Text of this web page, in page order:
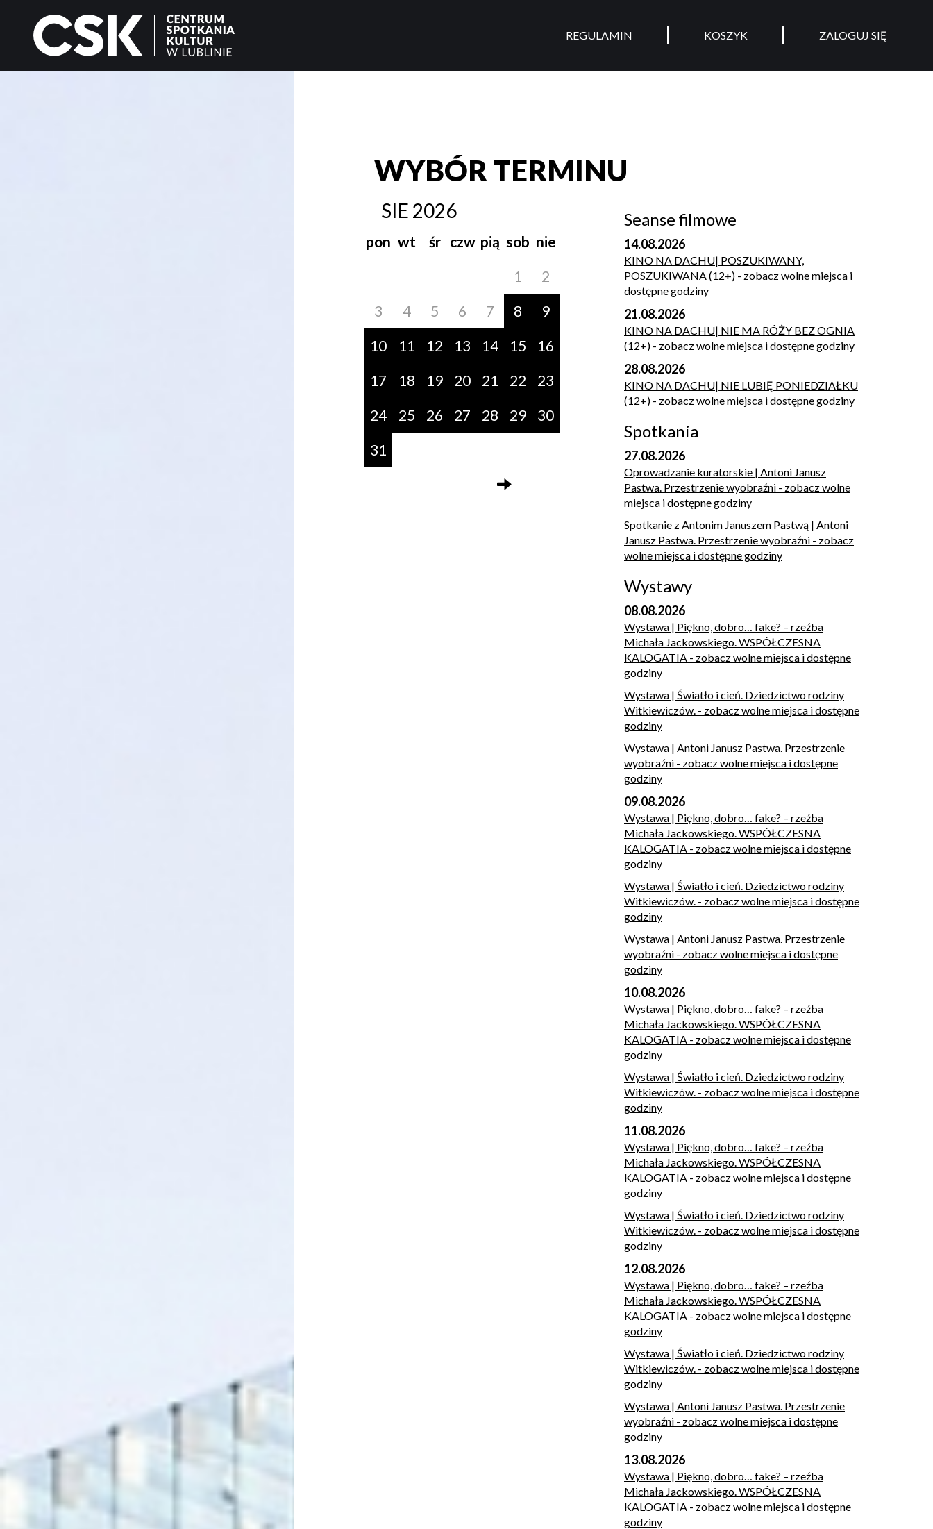
REGULAMIN KOSZYK ZALOGUJ SIĘ
WYBÓR TERMINU
SIE 2026
pon wt śr czw pią sob nie
1
2
3
4 5 6 7 8
9
10
11 12 13 14 15
16
17
18 19 20 21 22
23
24
25 26 27 28 29
30
31
Seanse filmowe
14.08.2026
KINO NA DACHU| POSZUKIWANY,
POSZUKIWANA (12+) - zobacz wolne miejsca i
dostępne godziny
21.08.2026
KINO NA DACHU| NIE MA RÓŻY BEZ OGNIA
(12+) - zobacz wolne miejsca i dostępne godziny
28.08.2026
KINO NA DACHU| NIE LUBIĘ PONIEDZIAŁKU
(12+) - zobacz wolne miejsca i dostępne godziny
Spotkania
27.08.2026
Oprowadzanie kuratorskie | Antoni Janusz
Pastwa. Przestrzenie wyobraźni - zobacz wolne
miejsca i dostępne godziny
Spotkanie z Antonim Januszem Pastwą | Antoni
Janusz Pastwa. Przestrzenie wyobraźni - zobacz
wolne miejsca i dostępne godziny
Wystawy
08.08.2026
Wystawa | Piękno, dobro… fake? – rzeźba
Michała Jackowskiego. WSPÓŁCZESNA
KALOGATIA - zobacz wolne miejsca i dostępne
godziny
Wystawa | Światło i cień. Dziedzictwo rodziny
Witkiewiczów. - zobacz wolne miejsca i dostępne
godziny
Wystawa | Antoni Janusz Pastwa. Przestrzenie
wyobraźni - zobacz wolne miejsca i dostępne
godziny
09.08.2026
Wystawa | Piękno, dobro… fake? – rzeźba
Michała Jackowskiego. WSPÓŁCZESNA
KALOGATIA - zobacz wolne miejsca i dostępne
godziny
Wystawa | Światło i cień. Dziedzictwo rodziny
Witkiewiczów. - zobacz wolne miejsca i dostępne
godziny
Wystawa | Antoni Janusz Pastwa. Przestrzenie
wyobraźni - zobacz wolne miejsca i dostępne
godziny
10.08.2026
Wystawa | Piękno, dobro… fake? – rzeźba
Michała Jackowskiego. WSPÓŁCZESNA
KALOGATIA - zobacz wolne miejsca i dostępne
godziny
Wystawa | Światło i cień. Dziedzictwo rodziny
Witkiewiczów. - zobacz wolne miejsca i dostępne
godziny
11.08.2026
Wystawa | Piękno, dobro… fake? – rzeźba
Michała Jackowskiego. WSPÓŁCZESNA
KALOGATIA - zobacz wolne miejsca i dostępne
godziny
Wystawa | Światło i cień. Dziedzictwo rodziny
Witkiewiczów. - zobacz wolne miejsca i dostępne
godziny
12.08.2026
Wystawa | Piękno, dobro… fake? – rzeźba
Michała Jackowskiego. WSPÓŁCZESNA
KALOGATIA - zobacz wolne miejsca i dostępne
godziny
Wystawa | Światło i cień. Dziedzictwo rodziny
Witkiewiczów. - zobacz wolne miejsca i dostępne
godziny
Wystawa | Antoni Janusz Pastwa. Przestrzenie
wyobraźni - zobacz wolne miejsca i dostępne
godziny
13.08.2026
Wystawa | Piękno, dobro… fake? – rzeźba
Michała Jackowskiego. WSPÓŁCZESNA
KALOGATIA - zobacz wolne miejsca i dostępne
godziny